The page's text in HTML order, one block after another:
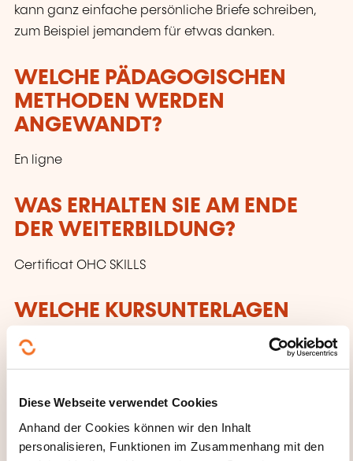
Diese Webseite verwendet Cookies
Anhand der Cookies können wir den Inhalt
personalisieren, Funktionen im Zusammenhang mit den
kann ganz einfache persönliche Briefe schreiben,
zum Beispiel jemandem für etwas danken.
WELCHE PÄDAGOGISCHEN
METHODEN WERDEN
ANGEWANDT?
En ligne
WAS ERHALTEN SIE AM ENDE
DER WEITERBILDUNG?
Certificat OHC SKILLS
WELCHE KURSUNTERLAGEN
WERDEN BEREITGESTELLT?
En ligne
CECRL - STUFE A2: WORÜBER
SPRECHEN WIR?